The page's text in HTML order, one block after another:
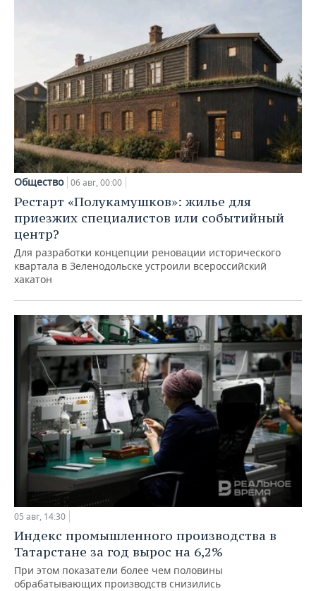
Общество 06 авг, 00:00
Рестарт «Полукамушков»: жилье для
приезжих специалистов или событийный
центр?
Для разработки концепции реновации исторического
квартала в Зеленодольске устроили всероссийский
хакатон
05 авг, 14:30
Индекс промышленного производства в
Татарстане за год вырос на 6,2%
При этом показатели более чем половины
обрабатывающих производств снизились